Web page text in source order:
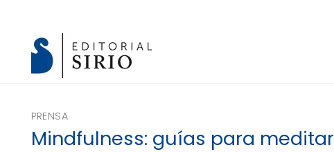
PRENSA
Mindfulness: guías para meditar